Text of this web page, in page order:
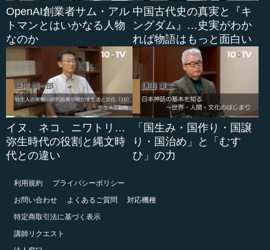
OpenAI創業者サム・アル
トマンとはいかなる人物
なのか
中国古代史の真実と『キ
ングダム』…史実がわか
れば物語はもっと面白い
イヌ、ネコ、ニワトリ…
弥生時代の役割と縄文時
代との違い
「国生み・国作り・国譲
り・国治め」と「むす
ひ」の力
利用規約
プライバシーポリシー
お問い合わせ
よくあるご質問
対応機種
特定商取引法に基づく表示
講師リクエスト